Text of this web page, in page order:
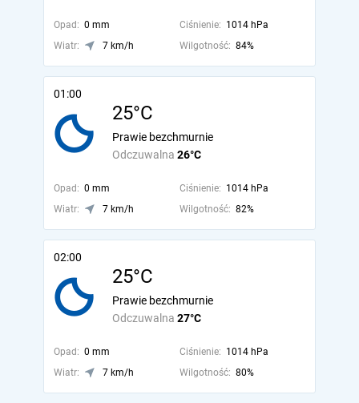
Opad: 0 mm Ciśnienie: 1014 hPa
Wiatr:
7 km/h Wilgotność: 84%
01:00
25°C
Odczuwalna 26°C
Prawie bezchmurnie
Opad: 0 mm Ciśnienie: 1014 hPa
Wiatr:
7 km/h Wilgotność: 82%
02:00
25°C
Odczuwalna 27°C
Prawie bezchmurnie
Opad: 0 mm Ciśnienie: 1014 hPa
Wiatr:
7 km/h Wilgotność: 80%